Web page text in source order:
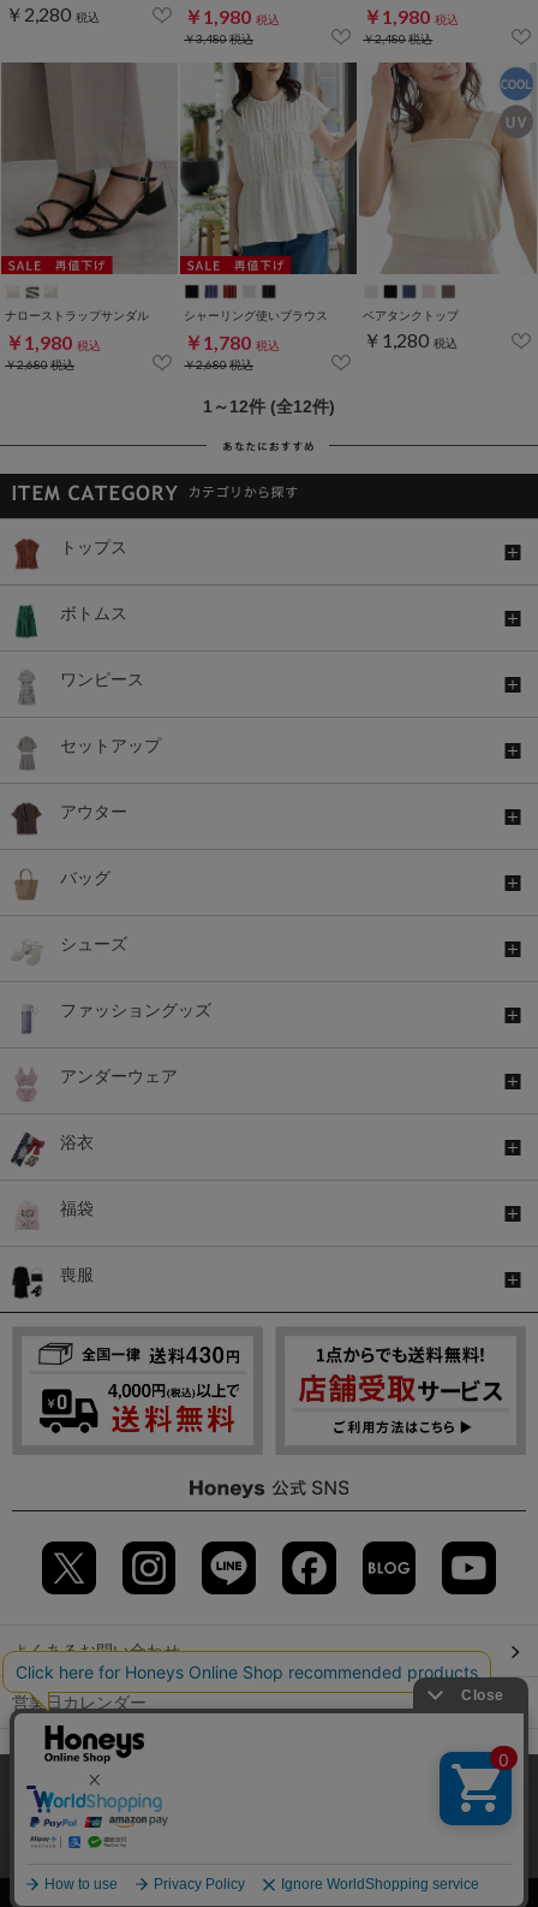
￥2,280 税込 ￥1,980 税込
￥3,480税込
￥1,980 税込
￥2,480税込
ナローストラップサンダル
￥1,980 税込
￥2,680税込
シャーリング使いブラウス
￥1,780 税込
￥2,680税込
ベアタンクトップ
￥1,280 税込
1～12件 (全12件)
トップス
ボトムス
ワンピース
セットアップ
アウター
バッグ
シューズ
ファッショングッズ
アンダーウェア
浴衣
福袋
喪服
よくあるお問い合わせ
営業日カレンダー
店舗検索
GLOBAL GUIDE（海外からご利用のお客様）
当サイトでは、サイトの利便性向上のため、クッキー(Cookie)を使
用しています。詳しくは「
」をご覧くださ
OK